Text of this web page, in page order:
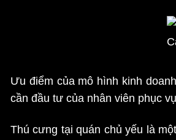
Ưu điểm của mô hình kinh
cần đầu tư của nhân viên phục
Thú cưng tại quán chủ yếu là